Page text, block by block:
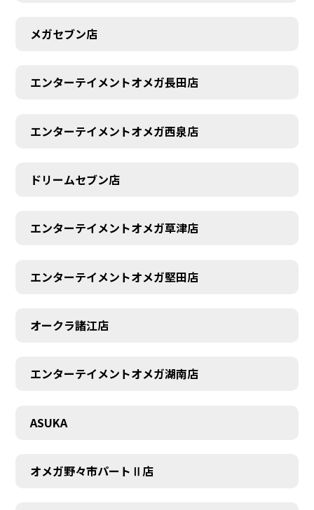
CONTACT
メガセブン店
エンターテイメントオメガ長田店
エンターテイメントオメガ西泉店
ドリームセブン店
エンターテイメントオメガ草津店
エンターテイメントオメガ堅田店
オークラ諸江店
エンターテイメントオメガ湖南店
ASUKA
オメガ野々市パートⅡ店